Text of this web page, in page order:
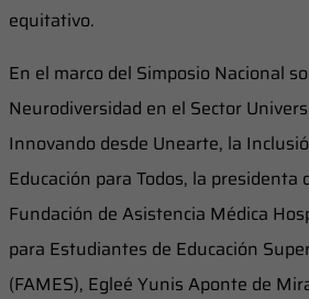
equitativo.
En el marco del Simposio Nacional
Neurodiversidad en el Sector
Innovando desde Unearte, la
Educación para Todos, la presidenta
Fundación de Asistencia Médica
para Estudiantes de Educación
(FAMES), Egleé Yunis Aponte de